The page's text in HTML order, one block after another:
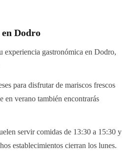
Dodro
experiencia gastronómica en Dodro,
para disfrutar de mariscos frescos
en verano también encontrarás
servir comidas de 13:30 a 15:30 y
establecimientos cierran los lunes.